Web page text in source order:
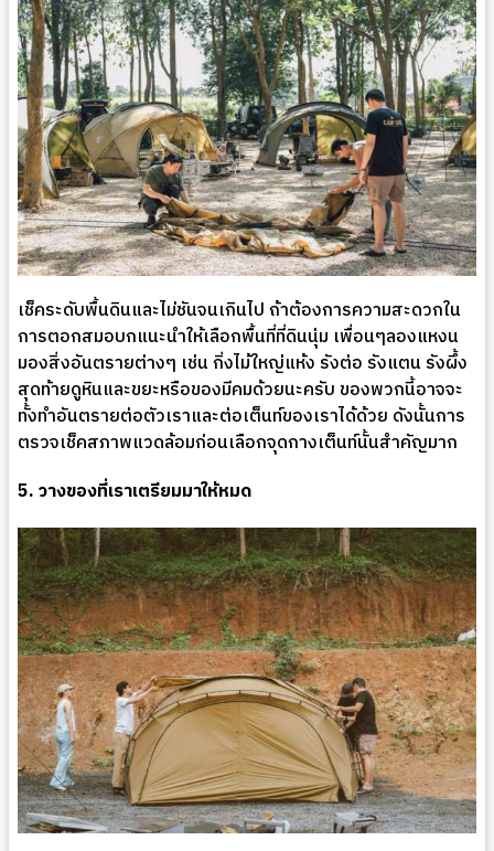
เช็คระดับพื้นดินและไม่ชันจนเกินไป ถ้าต้องการความสะดวกใน
การตอกสมอบกแนะนำให้เลือกพื้นที่ที่ดินนุ่ม เพื่อนๆลองแหงน
มองสิ่งอันตรายต่างๆ เช่น กิ่งไม้ใหญ่แห้ง รังต่อ รังแตน รังผึ้ง
สุดท้ายดูหินและขยะหรือของมีคมด้วยนะครับ ของพวกนี้อาจจะ
ทั้งทำอันตรายต่อตัวเราและต่อเต็นท์ของเราได้ด้วย ดังนั้นการ
ตรวจเช็คสภาพแวดล้อมก่อนเลือกจุดกางเต็นท์นั้นสำคัญมาก
5. วางของที่เราเตรียมมาให้หมด